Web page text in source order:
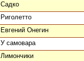
Садко
Риголетто
Евгений Онегин
У самовара
Лимончики